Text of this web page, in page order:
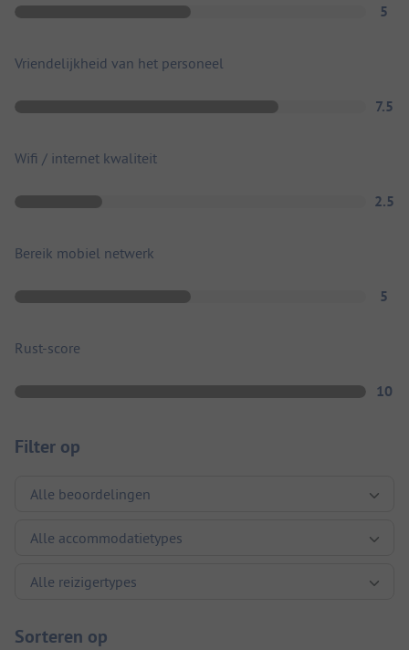
5
Vriendelijkheid van het personeel
7.5
Wifi / internet kwaliteit
2.5
Bereik mobiel netwerk
5
Rust-score
10
Filter op
Sorteren op